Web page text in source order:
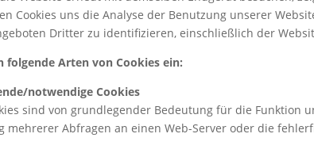
Cookies uns die Analyse der Benutzung unserer
Dritter zu identifizieren, einschließlich der
folgende Arten von Cookies ein:
notwendige Cookies
sind von grundlegender Bedeutung für die Funktion
mehrerer Abfragen an einen Web-Server oder die